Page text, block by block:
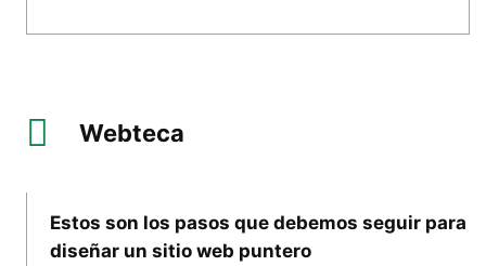
Webteca
Estos son los pasos que debemos seguir para
diseñar un sitio web puntero